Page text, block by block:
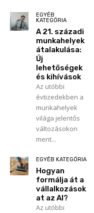
EGYÉB
KATEGÓRIA
A 21. századi
munkahelyek
átalakulása:
Új
lehetőségek
és kihívások
Az utóbbi
évtizedekben a
munkahelyek
világa jelentős
változásokon
ment...
EGYÉB KATEGÓRIA
Hogyan
formálja át a
vállalkozások
at az AI?
Az utóbbi